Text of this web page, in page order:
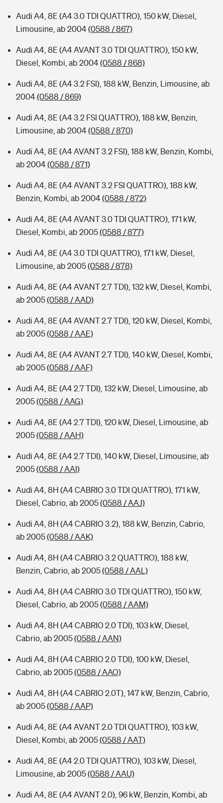
Audi A4, 8E (A4 3.0 TDI QUATTRO), 150 kW, Diesel,
Limousine, ab 2004(0588 / 867)
Audi A4, 8E (A4 AVANT 3.0 TDI QUATTRO), 150 kW,
Diesel, Kombi, ab 2004(0588 / 868)
Audi A4, 8E (A4 3.2 FSI), 188 kW, Benzin, Limousine, ab
2004(0588 / 869)
Audi A4, 8E (A4 3.2 FSI QUATTRO), 188 kW, Benzin,
Limousine, ab 2004(0588 / 870)
Audi A4, 8E (A4 AVANT 3.2 FSI), 188 kW, Benzin, Kombi,
ab 2004(0588 / 871)
Audi A4, 8E (A4 AVANT 3.2 FSI QUATTRO), 188 kW,
Benzin, Kombi, ab 2004(0588 / 872)
Audi A4, 8E (A4 AVANT 3.0 TDI QUATTRO), 171 kW,
Diesel, Kombi, ab 2005(0588 / 877)
Audi A4, 8E (A4 3.0 TDI QUATTRO), 171 kW, Diesel,
Limousine, ab 2005(0588 / 878)
Audi A4, 8E (A4 AVANT 2.7 TDI), 132 kW, Diesel, Kombi,
ab 2005(0588 / AAD)
Audi A4, 8E (A4 AVANT 2.7 TDI), 120 kW, Diesel, Kombi,
ab 2005(0588 / AAE)
Audi A4, 8E (A4 AVANT 2.7 TDI), 140 kW, Diesel, Kombi,
ab 2005(0588 / AAF)
Audi A4, 8E (A4 2.7 TDI), 132 kW, Diesel, Limousine, ab
2005(0588 / AAG)
Audi A4, 8E (A4 2.7 TDI), 120 kW, Diesel, Limousine, ab
2005(0588 / AAH)
Audi A4, 8E (A4 2.7 TDI), 140 kW, Diesel, Limousine, ab
2005(0588 / AAI)
Audi A4, 8H (A4 CABRIO 3.0 TDI QUATTRO), 171 kW,
Diesel, Cabrio, ab 2005(0588 / AAJ)
Audi A4, 8H (A4 CABRIO 3.2), 188 kW, Benzin, Cabrio,
ab 2005(0588 / AAK)
Audi A4, 8H (A4 CABRIO 3.2 QUATTRO), 188 kW,
Benzin, Cabrio, ab 2005(0588 / AAL)
Audi A4, 8H (A4 CABRIO 3.0 TDI QUATTRO), 150 kW,
Diesel, Cabrio, ab 2005(0588 / AAM)
Audi A4, 8H (A4 CABRIO 2.0 TDI), 103 kW, Diesel,
Cabrio, ab 2005(0588 / AAN)
Audi A4, 8H (A4 CABRIO 2.0 TDI), 100 kW, Diesel,
Cabrio, ab 2005(0588 / AAO)
Audi A4, 8H (A4 CABRIO 2.0T), 147 kW, Benzin, Cabrio,
ab 2005(0588 / AAP)
Audi A4, 8E (A4 AVANT 2.0 TDI QUATTRO), 103 kW,
Diesel, Kombi, ab 2005(0588 / AAT)
Audi A4, 8E (A4 2.0 TDI QUATTRO), 103 kW, Diesel,
Limousine, ab 2005(0588 / AAU)
Audi A4, 8E (A4 AVANT 2.0), 96 kW, Benzin, Kombi, ab